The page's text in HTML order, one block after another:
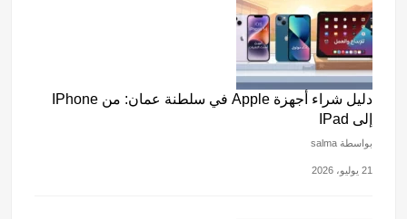
دليل شراء أجهزة Apple في سلطنة عمان: من IPhone
إلى IPad
بواسطة salma
21 يوليو، 2026